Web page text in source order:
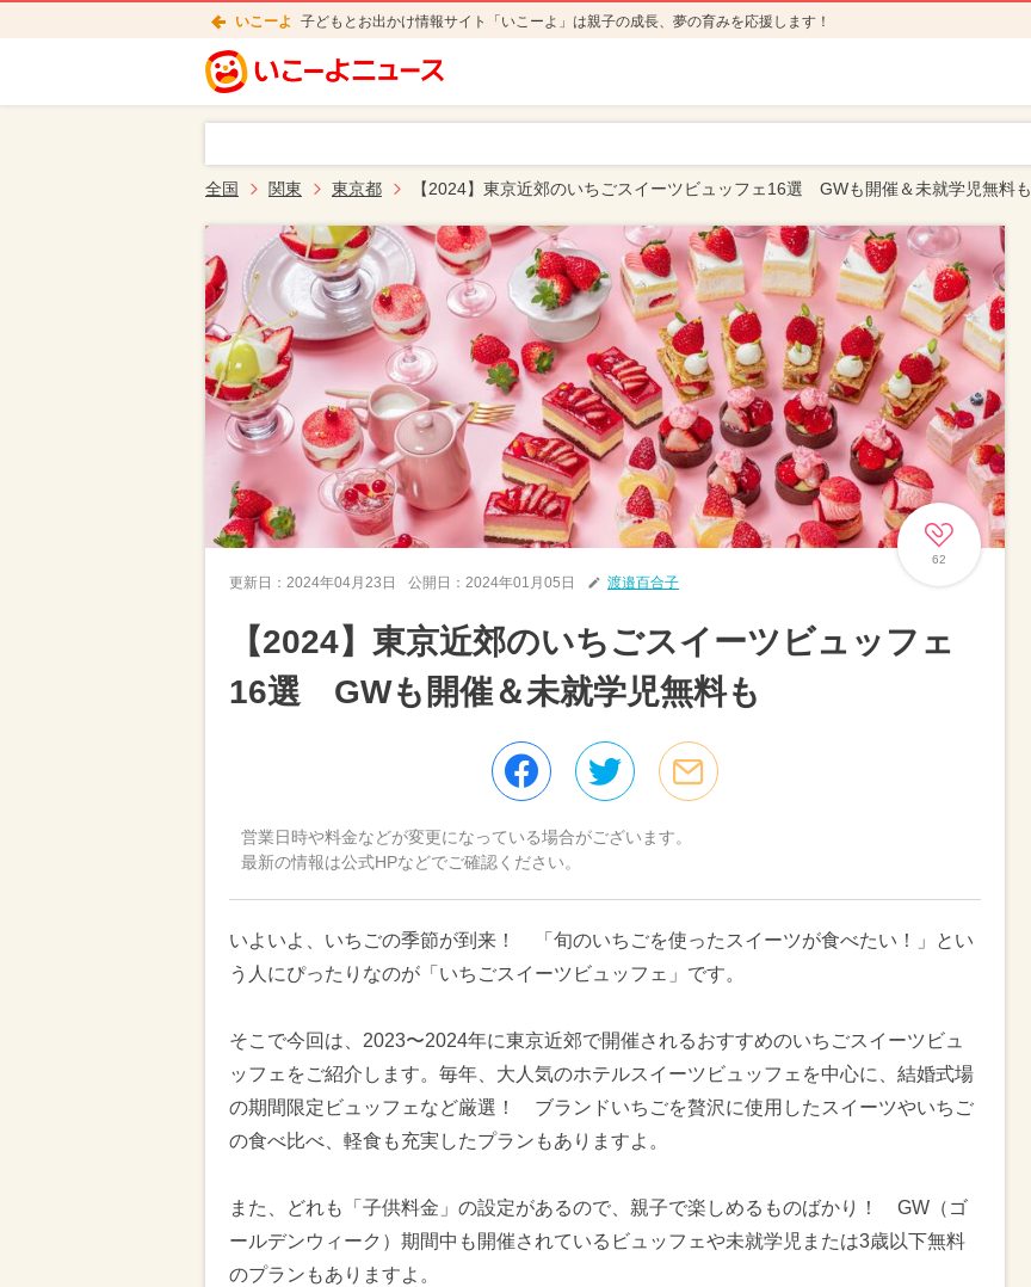
いこーよ 子どもとお出かけ情報サイト「いこーよ」は親子の成長、夢の育みを応援します！
全国 関東 東京都 【2024】東京近郊のいちごスイーツビュッフェ16選 GWも開催＆未就学児無料も
62
更新日： 2024年04月23日 公開日： 2024年01月05日 渡邉百合子
【2024】東京近郊のいちごスイーツビュッフェ
16選 GWも開催＆未就学児無料も
営業日時や料金などが変更になっている場合がございます。
最新の情報は公式HPなどでご確認ください。
いよいよ、いちごの季節が到来！ 「旬のいちごを使ったスイーツが食べたい！」とい
う人にぴったりなのが「いちごスイーツビュッフェ」です。
そこで今回は、2023〜2024年に東京近郊で開催されるおすすめのいちごスイーツビュ
ッフェをご紹介します。毎年、大人気のホテルスイーツビュッフェを中心に、結婚式場
の期間限定ビュッフェなど厳選！ ブランドいちごを贅沢に使用したスイーツやいちご
の食べ比べ、軽食も充実したプランもありますよ。
また、どれも「子供料金」の設定があるので、親子で楽しめるものばかり！ GW（ゴ
ールデンウィーク）期間中も開催されているビュッフェや未就学児または3歳以下無料
のプランもありますよ。